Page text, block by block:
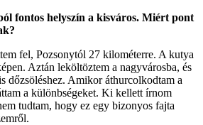
fontos helyszín a kisváros. Miért pont
fel, Pozsonytól 27 kilométerre. A kutya
Aztán leköltöztem a nagyvárosba, és
dőzsöléshez. Amikor áthurcolkodtam a
a különbségeket. Ki kellett írnom
tudtam, hogy ez egy bizonyos fajta